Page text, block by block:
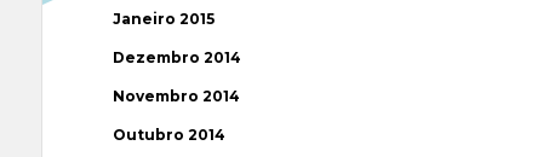
Janeiro 2015
Dezembro 2014
Novembro 2014
Outubro 2014